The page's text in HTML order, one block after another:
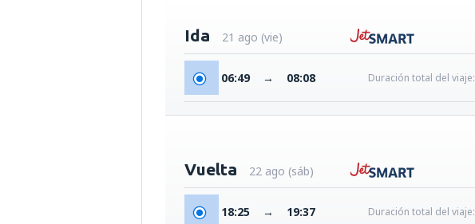
Ida 21 ago (vie)
06:49 → 08:08 Duración total del viaje:
Vuelta 22 ago (sáb)
18:25 → 19:37 Duración total del viaje: